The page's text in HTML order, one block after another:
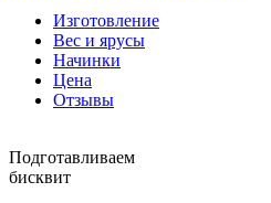
Изготовление
Вес и ярусы
Начинки
Цена
Отзывы
Подготавливаем
бисквит